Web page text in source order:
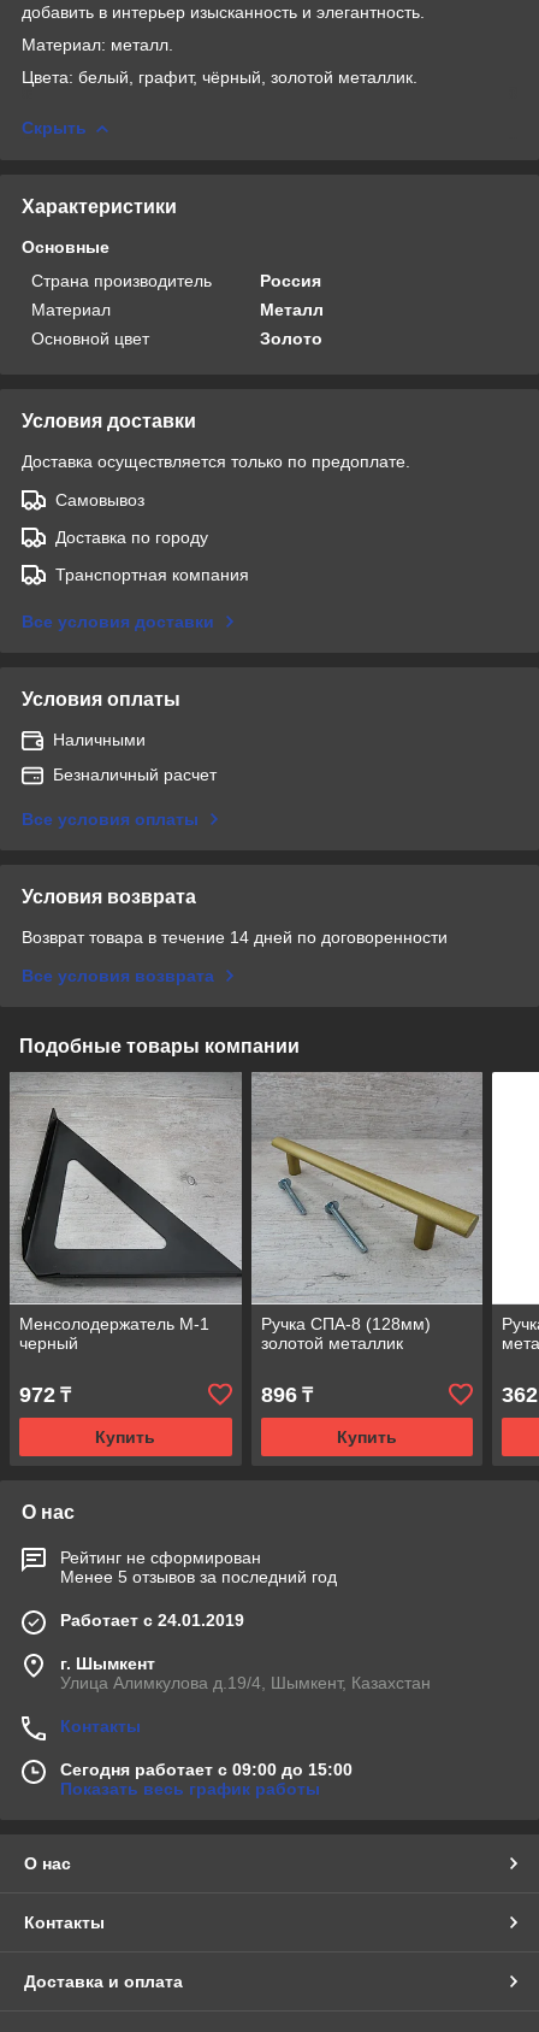
добавить в интерьер изысканность и элегантность.
Материал: металл.
Цвета: белый, графит, чёрный, золотой металлик.
Скрыть
Характеристики
Основные
Страна производитель
Россия
Материал
Металл
Основной цвет
Золото
Условия доставки
Доставка осуществляется только по предоплате.
Самовывоз
Доставка по городу
Транспортная компания
Все условия доставки
Условия оплаты
Наличными
Безналичный расчет
Все условия оплаты
Условия возврата
Возврат товара в течение 14 дней по договоренности
Все условия возврата
Подобные товары компании
Менсолодержатель М-1
черный
972 ₸
Купить
Ручка СПА-8 (128мм)
золотой металлик
896₸
Купить
362
О нас
Рейтинг не сформирован
Менее 5 отзывов за последний год
Работает с 24.01.2019
г. Шымкент
Улица Алимкулова д.19/4, Шымкент, Казахстан
Контакты
Сегодня работает с 09:00 до 15:00
Показать весь график работы
О нас
Контакты
Доставка и оплата